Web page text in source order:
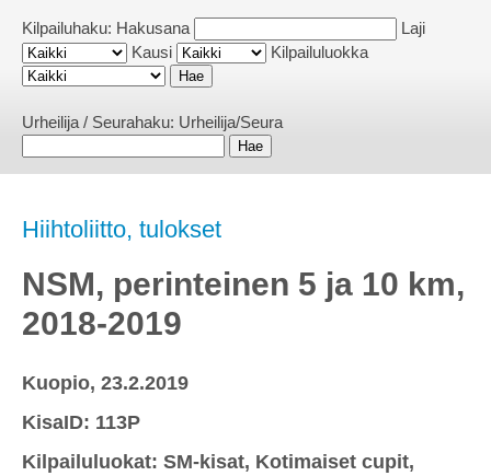
Kilpailuhaku: Hakusana
Laji
Kausi
Kilpailuluokka
Urheilija / Seurahaku: Urheilija/Seura
Hiihtoliitto, tulokset
NSM, perinteinen 5 ja 10 km,
2018-2019
Kuopio, 23.2.2019
KisaID: 113P
Kilpailuluokat: SM-kisat, Kotimaiset cupit,